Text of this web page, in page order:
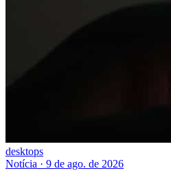
desktops
Notícia · 9 de ago. de 2026